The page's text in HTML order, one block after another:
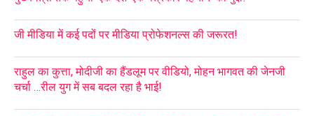
जी मीडिया में कई पदों पर मीडिया प्रोफेशनल्स की जरूरत!
राहुल का कुत्ता, मोदीजी का हैंडलूम पर वीडियो, मोहन भागवत की जेनजी
चर्चा …रील युग में सब बदल रहा है भाई!